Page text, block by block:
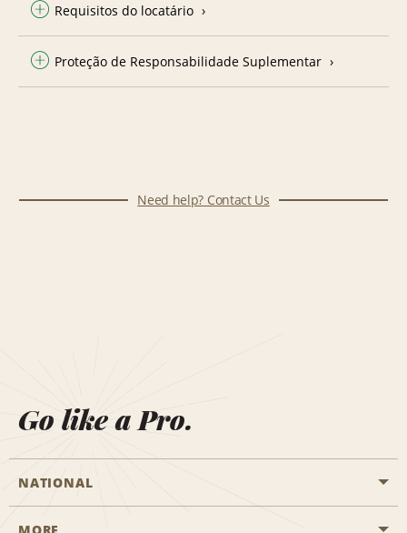
Requisitos do locatário
Proteção de Responsabilidade Suplementar
Need help? Contact Us
Go like a Pro.
NATIONAL
MORE